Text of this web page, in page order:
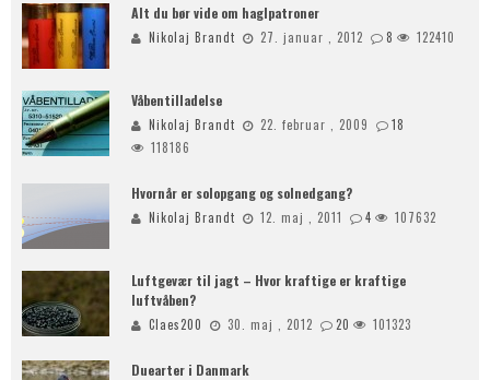
Alt du bør vide om haglpatroner
Nikolaj Brandt 27. januar , 2012 8 122410
Våbentilladelse
Nikolaj Brandt 22. februar , 2009
18
118186
Hvornår er solopgang og solnedgang?
Nikolaj Brandt 12. maj , 2011 4 107632
Luftgevær til jagt – Hvor kraftige er kraftige
luftvåben?
Claes200 30. maj , 2012 20 101323
Duearter i Danmark